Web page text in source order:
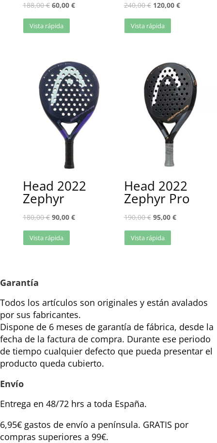
188,00€ 60,00 €
Vista rápida
240,00€ 120,00 €
Vista rápida
Head 2022
Zephyr
180,00€ 90,00 €
Vista rápida
Head 2022
Zephyr Pro
190,00€ 95,00 €
Vista rápida
Garantía
Todos los artículos son originales y están avalados
por sus fabricantes.
Dispone de 6 meses de garantía de fábrica, desde la
fecha de la factura de compra. Durante ese periodo
de tiempo cualquier defecto que pueda presentar el
producto queda cubierto.
Envío
Entrega en 48/72 hrs a toda España.
6,95€ gastos de envío a península. GRATIS por
compras superiores a 99€.